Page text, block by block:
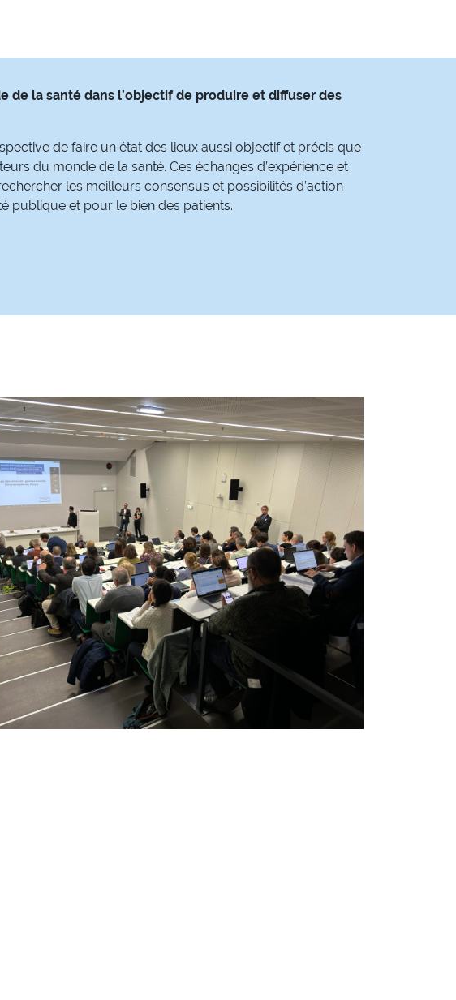
de la santé dans l’objectif de produire et diffuser des
de faire un état des lieux aussi objectif et précis que
du monde de la santé. Ces échanges d’expérience et
les meilleurs consensus et possibilités d’action
publique et pour le bien des patients.